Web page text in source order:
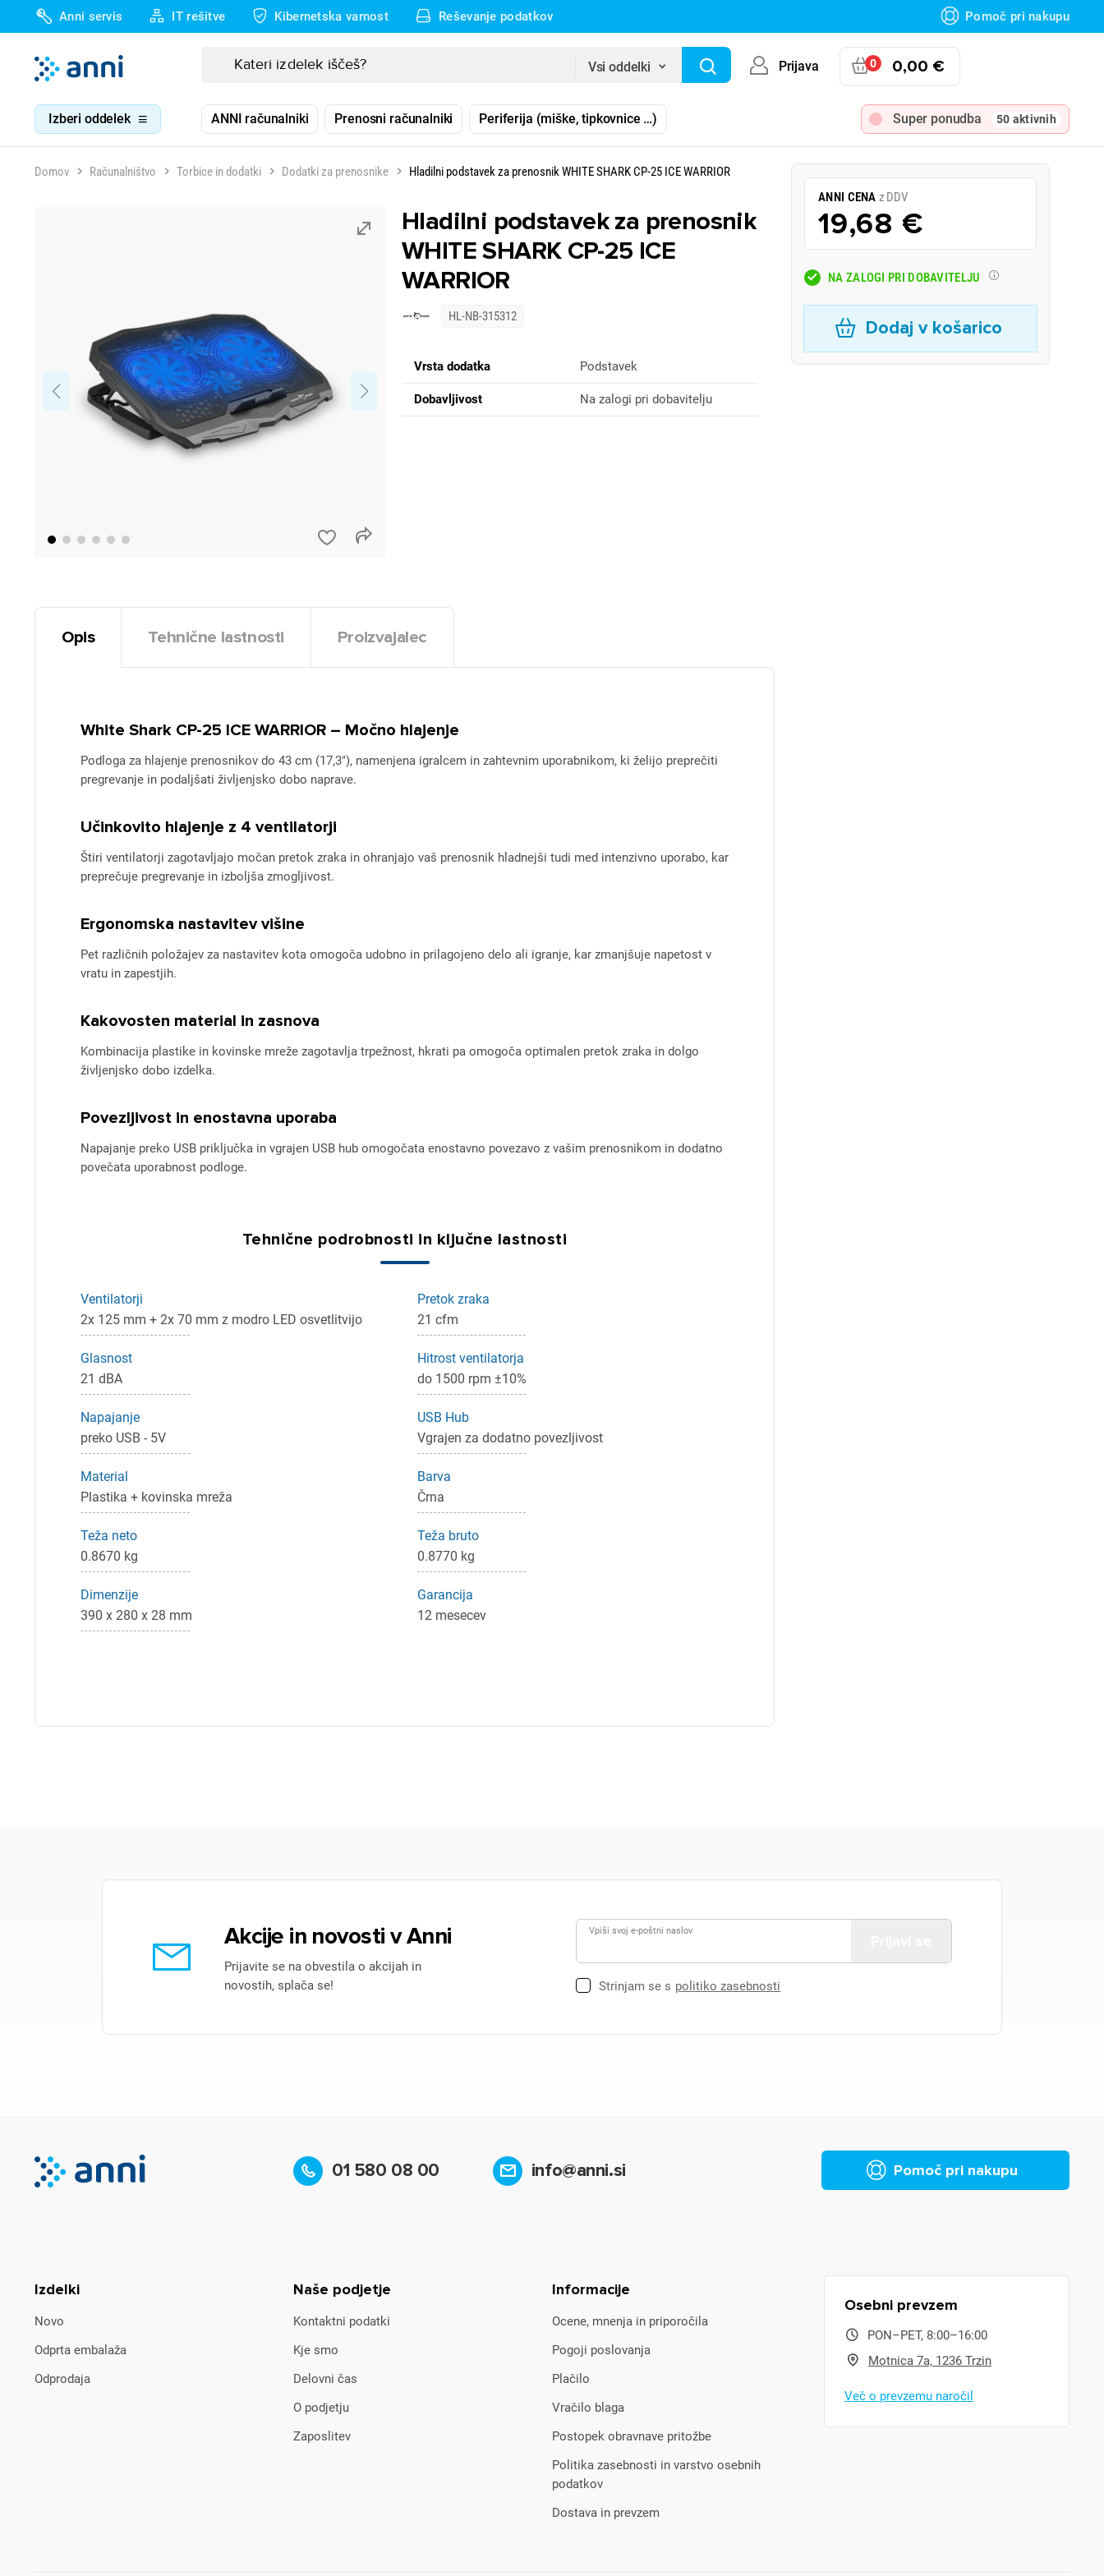
Anni servis IT rešitve Kibernetska varnost Reševanje podatkov Pomoč pri nakupu
Vsi oddelki Prijava 0 0,00 €
Izberi oddelek ANNI računalniki Prenosni računalniki Periferija (miške, tipkovnice …) Super ponudba 50 aktivnih
Domov Računalništvo Torbice in dodatki Dodatki za prenosnike Hladilni podstavek za prenosnik WHITE SHARK CP-25 ICE WARRIOR
Hladilni podstavek za prenosnik
WHITE SHARK CP-25 ICE
WARRIOR
HL-NB-315312
Vrsta dodatka Podstavek
Dobavljivost Na zalogi pri dobavitelju
ANNI CENA z DDV
19,68 €
NA ZALOGI PRI DOBAVITELJU
Dodaj v košarico
Opis Tehnične lastnosti Proizvajalec
White Shark CP-25 ICE WARRIOR – Močno hlajenje
Podloga za hlajenje prenosnikov do 43 cm (17,3"), namenjena igralcem in zahtevnim uporabnikom, ki želijo preprečiti
pregrevanje in podaljšati življenjsko dobo naprave.
Učinkovito hlajenje z 4 ventilatorji
Štiri ventilatorji zagotavljajo močan pretok zraka in ohranjajo vaš prenosnik hladnejši tudi med intenzivno uporabo, kar
preprečuje pregrevanje in izboljša zmogljivost.
Ergonomska nastavitev višine
Pet različnih položajev za nastavitev kota omogoča udobno in prilagojeno delo ali igranje, kar zmanjšuje napetost v
vratu in zapestjih.
Kakovosten material in zasnova
Kombinacija plastike in kovinske mreže zagotavlja trpežnost, hkrati pa omogoča optimalen pretok zraka in dolgo
življenjsko dobo izdelka.
Povezljivost in enostavna uporaba
Napajanje preko USB priključka in vgrajen USB hub omogočata enostavno povezavo z vašim prenosnikom in dodatno
povečata uporabnost podloge.
Tehnične podrobnosti in ključne lastnosti
Ventilatorji
2x 125 mm + 2x 70 mm z modro LED osvetlitvijo
Pretok zraka
21 cfm
Glasnost
21 dBA
Hitrost ventilatorja
do 1500 rpm ±10%
Napajanje
preko USB - 5V
USB Hub
Vgrajen za dodatno povezljivost
Material
Plastika + kovinska mreža
Barva
Črna
Teža neto
0.8670 kg
Teža bruto
0.8770 kg
Dimenzije
390 x 280 x 28 mm
Garancija
12 mesecev
Akcije in novosti v Anni
Prijavite se na obvestila o akcijah in
novostih, splača se!
Vpiši svoj e-poštni naslov
Strinjam se s politiko zasebnosti
01 580 08 00 info@anni.si Pomoč pri nakupu
Izdelki
Novo
Odprta embalaža
Odprodaja
Naše podjetje
Kontaktni podatki
Kje smo
Delovni čas
O podjetju
Zaposlitev
Informacije
Ocene, mnenja in priporočila
Pogoji poslovanja
Plačilo
Vračilo blaga
Postopek obravnave pritožbe
Politika zasebnosti in varstvo osebnih
podatkov
Dostava in prevzem
Osebni prevzem
PON–PET, 8:00–16:00
Motnica 7a, 1236 Trzin
Več o prevzemu naročil
Prijava
Za dodajanje na seznam želja morate biti prijavljeni.